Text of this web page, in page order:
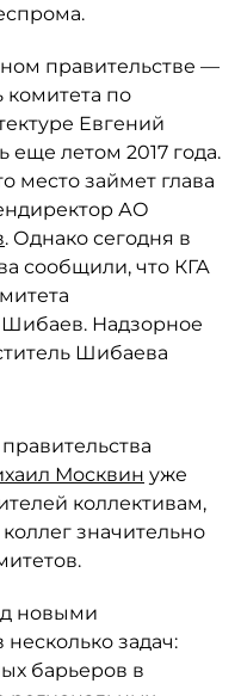
правительстве —
комитета по
Евгений
летом 2017 года.
место займет глава
АО
. Однако сегодня в
сообщили, что КГА
Шибаев. Надзорное
Шибаева
Москвин уже
коллективам,
значительно
новыми
задач:
барьеров в